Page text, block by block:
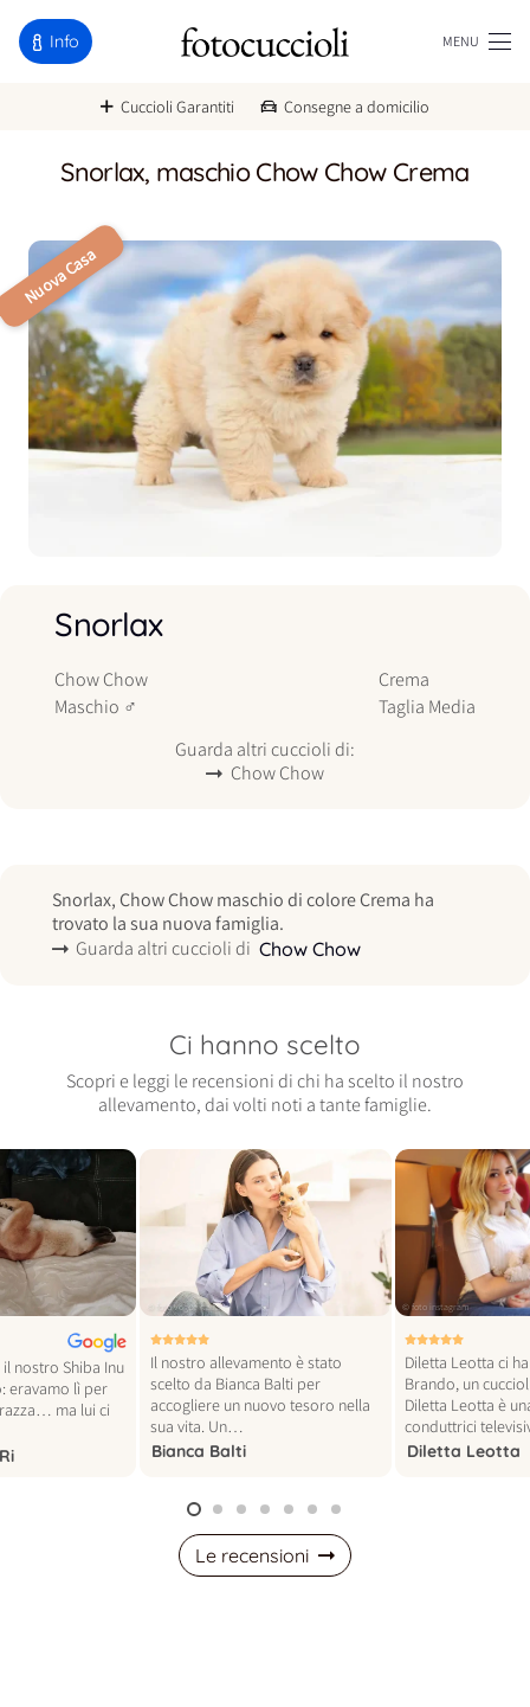
Info MENU
Cuccioli Garantiti Consegne a domicilio
Snorlax, maschio Chow Chow Crema
Nuova Casa
Snorlax
Chow Chow
Maschio ♂
Crema
Taglia Media
Guarda altri cuccioli di:
Chow Chow
Snorlax, Chow Chow maschio di colore Crema ha
trovato la sua nuova famiglia.
Guarda altri cuccioli di Chow Chow
Ci hanno scelto
Scopri e leggi le recensioni di chi ha scelto il nostro
allevamento, dai volti noti a tante famiglie.
nostro Shiba Inu
eravamo lì per
ma lui ci
© foto vogue italia
Il nostro allevamento è stato
scelto da Bianca Balti per
accogliere un nuovo tesoro nella
sua vita. Un…
Bianca Balti
© foto instagram
Diletta Leotta ci
Brando, un
Diletta Leotta è
conduttrici
Diletta Leotta
Le recensioni